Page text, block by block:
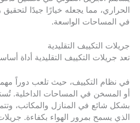
الحراري، مما يجعله خيارًا جيدًا
في المساحات الواسعة.
جريلات التكييف التقليدية
تعد جريلات التكييف التقليدية أداة
في نظام التكييف، حيث تلعب دوراً مهماً
أو المسخن في المساحات الداخلية.
بشكل شائع في المنازل والمكاتب،
الذي يسمح بمرور الهواء بكفاءة.